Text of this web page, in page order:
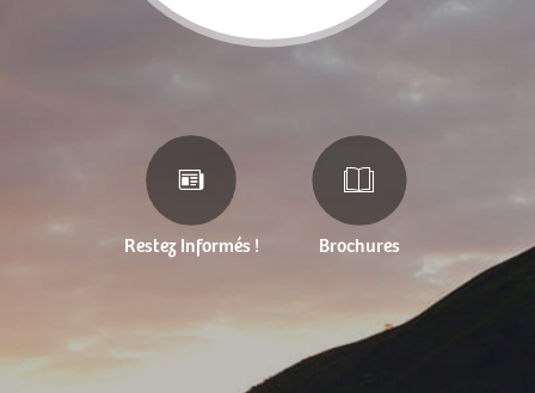
Restez Informés ! Brochures